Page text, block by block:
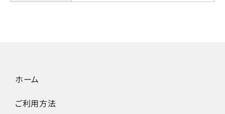
ホーム
ご利用方法